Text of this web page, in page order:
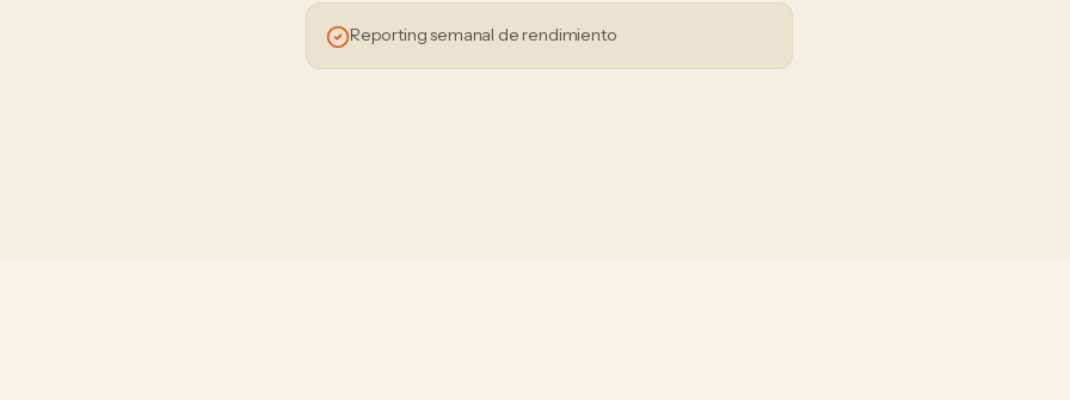
Reporting semanal de rendimiento